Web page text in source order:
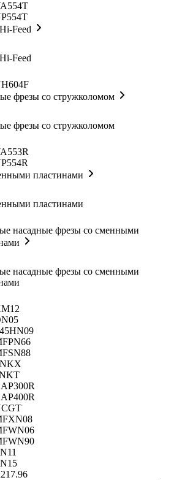
Feed
Feed
фрезы со стружколомом
фрезы со стружколомом
пластинами
пластинами
насадные фрезы со сменными
насадные фрезы со сменными